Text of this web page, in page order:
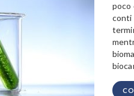
poco
conti